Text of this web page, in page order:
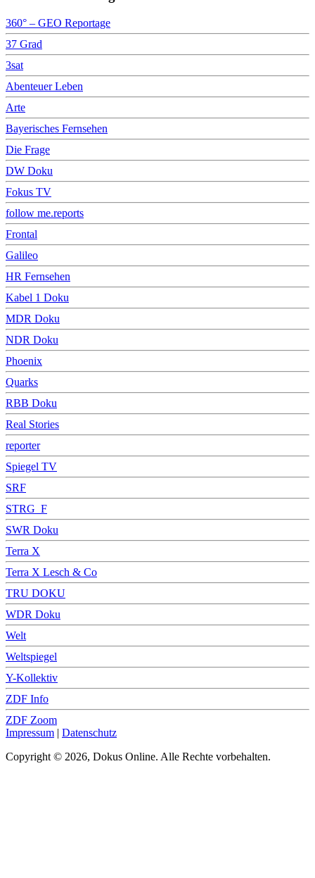
360° – GEO Reportage
37 Grad
3sat
Abenteuer Leben
Arte
Bayerisches Fernsehen
Die Frage
DW Doku
Fokus TV
follow me.reports
Frontal
Galileo
HR Fernsehen
Kabel 1 Doku
MDR Doku
NDR Doku
Phoenix
Quarks
RBB Doku
Real Stories
reporter
Spiegel TV
SRF
STRG_F
SWR Doku
Terra X
Terra X Lesch & Co
TRU DOKU
WDR Doku
Welt
Weltspiegel
Y-Kollektiv
ZDF Info
ZDF Zoom
Impressum | Datenschutz
Copyright © 2026, Dokus Online. Alle Rechte vorbehalten.